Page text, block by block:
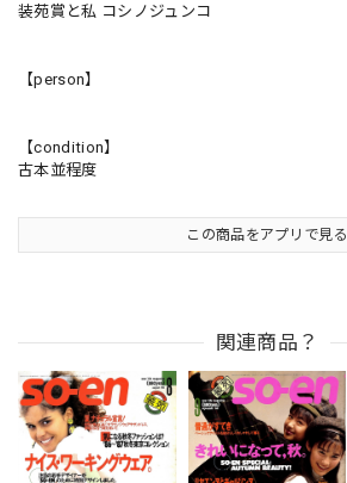
装苑賞と私 コシノジュンコ
【person】
【condition】
古本並程度
この商品をアプリで見る
関連商品？